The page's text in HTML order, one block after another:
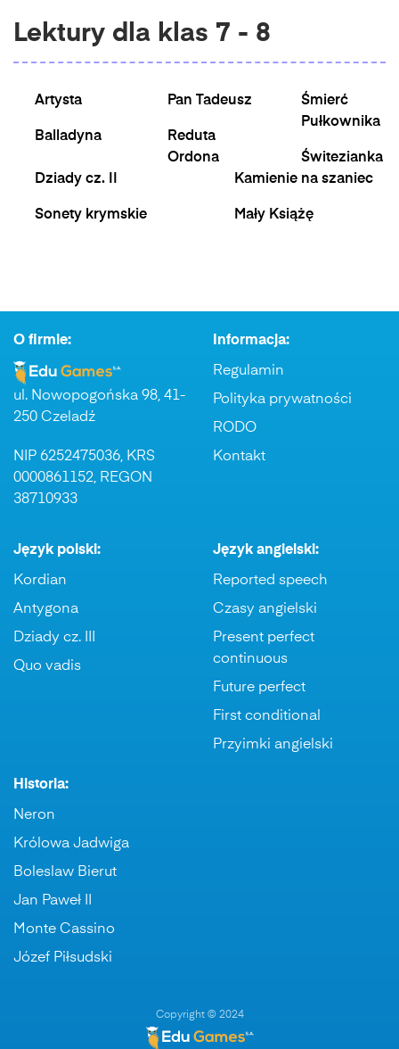
Lektury dla klas 7 - 8
Artysta
Balladyna
Pan Tadeusz
Reduta
Ordona
Śmierć
Pułkownika
Świtezianka
Dziady cz. II
Sonety krymskie
Kamienie na szaniec
Mały Książę
O firmie:
ul. Nowopogońska 98, 41-
250 Czeladź
NIP 6252475036, KRS
0000861152, REGON
38710933
Informacja:
Regulamin
Polityka prywatności
RODO
Kontakt
Język polski:
Kordian
Antygona
Dziady cz. III
Quo vadis
Język angielski:
Reported speech
Czasy angielski
Present perfect
continuous
Future perfect
First conditional
Przyimki angielski
Historia:
Neron
Królowa Jadwiga
Boleslaw Bierut
Jan Paweł II
Monte Cassino
Józef Piłsudski
Copyright © 2024